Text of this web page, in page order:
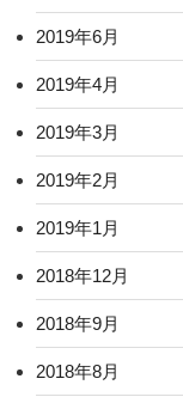
2019年6月
2019年4月
2019年3月
2019年2月
2019年1月
2018年12月
2018年9月
2018年8月